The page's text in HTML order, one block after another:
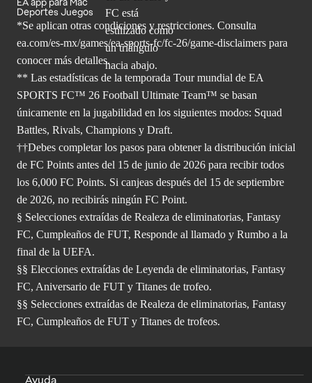
Deportes Juegos
*Se aplican otras condiciones y restricciones. Consulta
ea.com/es-mx/games/ea-sports-fc/fc-26/game-disclaimers para
conocer más detalles.
** Las estadísticas de la temporada Tour mundial de EA
SPORTS FC™ 26 Football Ultimate Team™ se basan
únicamente en la jugabilidad en los siguientes modos: Squad
Battles, Rivals, Champions y Draft.
††Debes completar los pasos para obtener la distribución inicial
de FC Points antes del 15 de junio de 2026 para recibir todos
los 6,000 FC Points. Si canjeas después del 15 de septiembre
de 2026, no recibirás ningún FC Point.
§ Selecciones extraídas de Realeza de eliminatorias, Fantasy
FC, Cumpleaños de FUT, Responde al llamado y Rumbo a la
final de la UEFA.
§§ Elecciones extraídas de Leyenda de eliminatorias, Fantasy
FC, Aniversario de FUT y Titanes de trofeo.
§§ Selecciones extraídas de Realeza de eliminatorias, Fantasy
FC, Cumpleaños de FUT y Titanes de trofeos.
Ayuda